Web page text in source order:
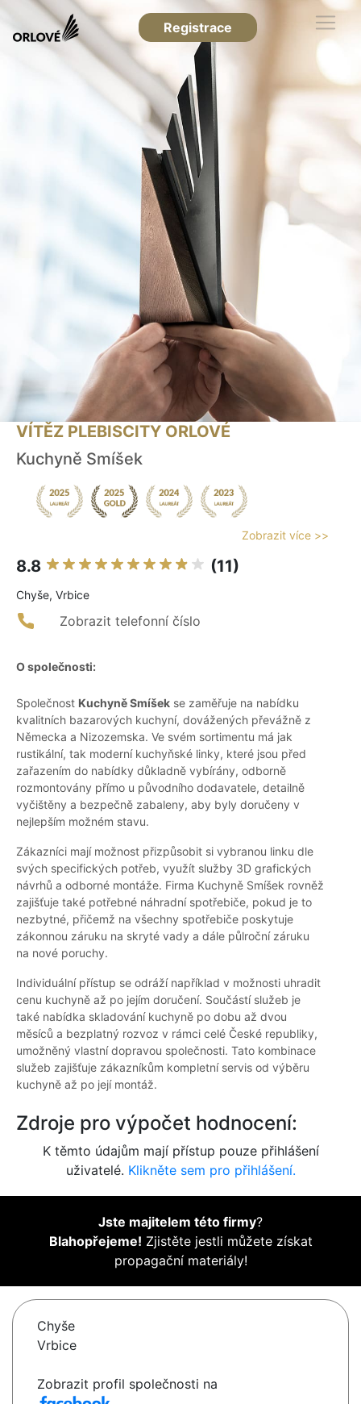
Registrace
VÍTĚZ PLEBISCITY ORLOVÉ
Kuchyně Smíšek
Zobrazit více >>
8.8 (11)
Chyše, Vrbice
Zobrazit telefonní číslo
O společnosti:
Společnost Kuchyně Smíšek se zaměřuje na nabídku
kvalitních bazarových kuchyní, dovážených převážně z
Německa a Nizozemska. Ve svém sortimentu má jak
rustikální, tak moderní kuchyňské linky, které jsou před
zařazením do nabídky důkladně vybírány, odborně
rozmontovány přímo u původního dodavatele, detailně
vyčištěny a bezpečně zabaleny, aby byly doručeny v
nejlepším možném stavu.
Zákazníci mají možnost přizpůsobit si vybranou linku dle
svých specifických potřeb, využít služby 3D grafických
návrhů a odborné montáže. Firma Kuchyně Smíšek rovněž
zajišťuje také potřebné náhradní spotřebiče, pokud je to
nezbytné, přičemž na všechny spotřebiče poskytuje
zákonnou záruku na skryté vady a dále půlroční záruku
na nové poruchy.
Individuální přístup se odráží například v možnosti uhradit
cenu kuchyně až po jejím doručení. Součástí služeb je
také nabídka skladování kuchyně po dobu až dvou
měsíců a bezplatný rozvoz v rámci celé České republiky,
umožněný vlastní dopravou společnosti. Tato kombinace
služeb zajišťuje zákazníkům kompletní servis od výběru
kuchyně až po její montáž.
Zdroje pro výpočet hodnocení:
K těmto údajům mají přístup pouze přihlášení
uživatelé. Klikněte sem pro přihlášení.
Jste majitelem této firmy?
Blahopřejeme! Zjistěte jestli můžete získat
propagační materiály!
Chyše
Vrbice
Zobrazit profil společnosti na